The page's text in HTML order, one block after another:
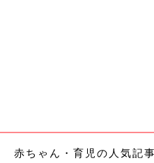
赤ちゃん・育児の人気記